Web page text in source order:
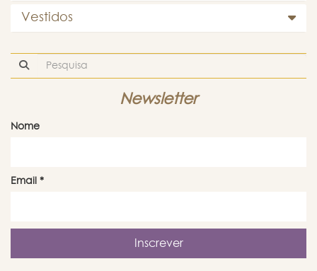
Vestidos
Newsletter
Nome
Email *